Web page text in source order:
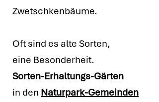
Zwetschkenbäume.
Oft sind es alte Sorten,
eine Besonderheit.
Sorten-Erhaltungs-Gärten
in den Naturpark-Gemeinden